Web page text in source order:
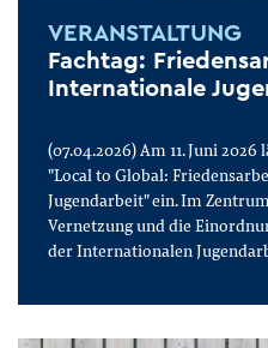
VERANSTALTUNG
Fachtag:
Internationale
(07.04.2026) Am 11. Juni
"Local to Global:
Jugendarbeit" ein. Im
Vernetzung und die
der Internationalen